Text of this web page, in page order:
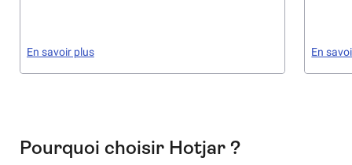
En savoir plus En
Pourquoi choisir Hotjar ?